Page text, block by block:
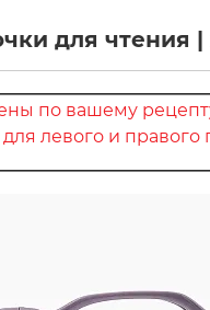
для
по вашему
левого и правого